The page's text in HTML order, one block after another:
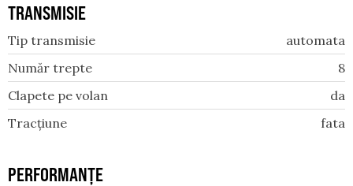
TRANSMISIE
Tip transmisie
automata
Număr trepte
8
Clapete pe volan
da
Tracțiune
fata
PERFORMANȚE